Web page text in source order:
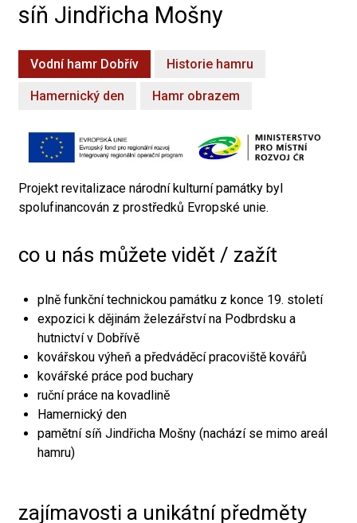
síň Jindřicha Mošny
Vodní hamr Dobřív Historie hamru
Hamernický den Hamr obrazem
Projekt revitalizace národní kulturní památky byl
spolufinancován z prostředků Evropské unie.
co u nás můžete vidět / zažít
plně funkční technickou památku z konce 19. století
expozici k dějinám železářství na Podbrdsku a
hutnictví v Dobřívě
kovářskou výheň a předváděcí pracoviště kovářů
kovářské práce pod buchary
ruční práce na kovadlině
Hamernický den
pamětní síň Jindřicha Mošny (nachází se mimo areál
hamru)
zajímavosti a unikátní předměty